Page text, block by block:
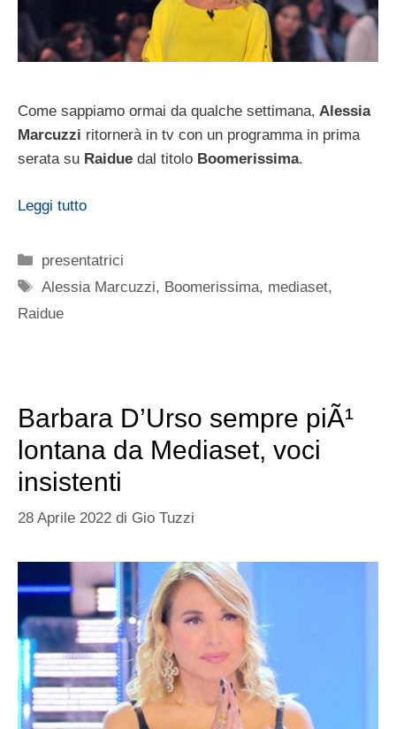
Come sappiamo ormai da qualche settimana, Alessia
Marcuzzi ritornerà in tv con un programma in prima
serata su Raidue dal titolo Boomerissima.
Leggi tutto
Categorie
presentatrici
Tag
Alessia Marcuzzi, Boomerissima, mediaset,
Raidue
Barbara D’Urso sempre piÃ¹
lontana da Mediaset, voci
insistenti
28 Aprile 2022 di Gio Tuzzi